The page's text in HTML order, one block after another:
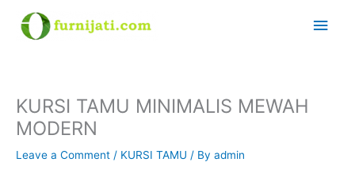
content
Main
KURSI TAMU MINIMALIS MEWAH
MODERN
Leave a Comment / KURSI TAMU / By admin